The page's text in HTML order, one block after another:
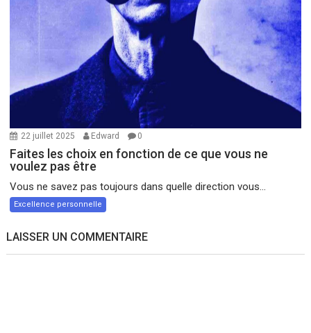
22 juillet 2025 Edward 0
Faites les choix en fonction de ce que vous ne
voulez pas être
Vous ne savez pas toujours dans quelle direction vous...
Excellence personnelle
LAISSER UN COMMENTAIRE